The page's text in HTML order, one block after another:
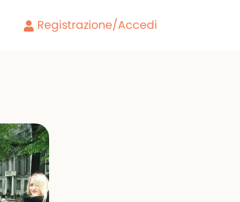
Registrazione/Accedi